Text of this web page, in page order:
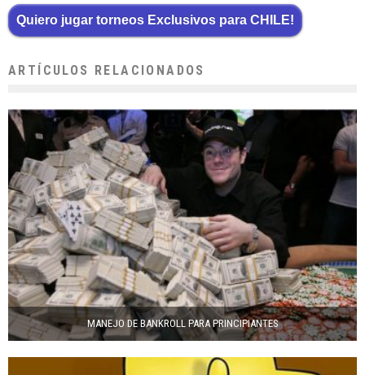
Quiero jugar torneos Exclusivos para CHILE!
ARTÍCULOS RELACIONADOS
MANEJO DE BANKROLL PARA PRINCIPIANTES